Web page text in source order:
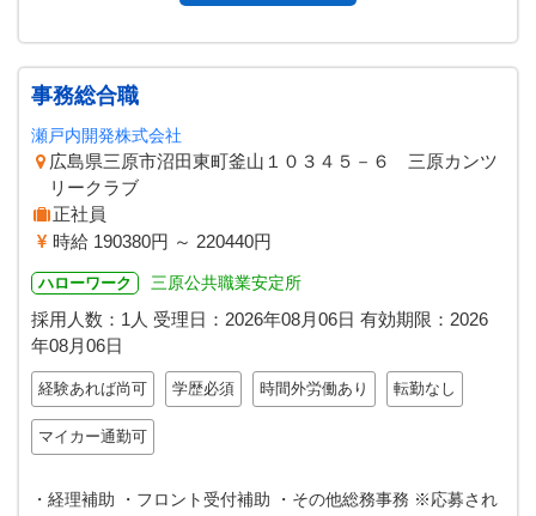
事務総合職
瀬戸内開発株式会社
広島県三原市沼田東町釜山１０３４５－６ 三原カンツ
リークラブ
正社員
時給 190380円 ～ 220440円
ハローワーク 三原公共職業安定所
採用人数：1人 受理日： 2026年08月06日 有効期限： 2026
年08月06日
経験あれば尚可 学歴必須 時間外労働あり 転勤なし
マイカー通勤可
・経理補助 ・フロント受付補助 ・その他総務事務 ※応募され